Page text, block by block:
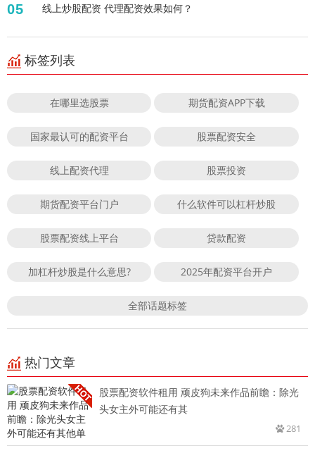
05 线上炒股配资 代理配资效果如何？
标签列表
在哪里选股票 期货配资APP下载
国家最认可的配资平台 股票配资安全
线上配资代理 股票投资
期货配资平台门户 什么软件可以杠杆炒股
股票配资线上平台 贷款配资
加杠杆炒股是什么意思? 2025年配资平台开户
全部话题标签
热门文章
股票配资软件租用 顽皮狗未来作品前瞻：除光
头女主外可能还有其
281